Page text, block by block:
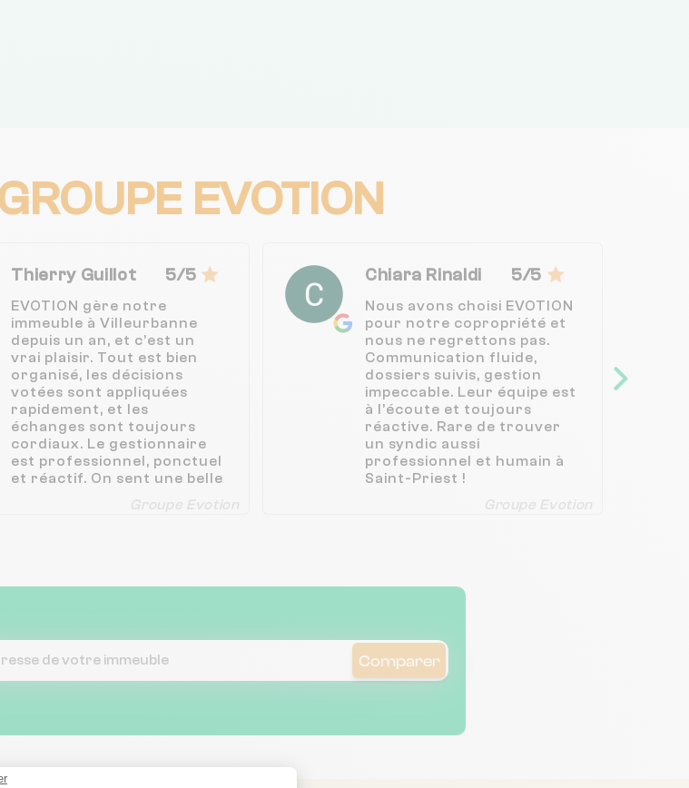
EVOTION
Thierry Guillot 5/5
EVOTION gère notre
immeuble à Villeurbanne
depuis un an, et c’est un
vrai plaisir. Tout est bien
organisé, les décisions
votées sont appliquées
rapidement, et les
échanges sont toujours
cordiaux. Le gestionnaire
est professionnel, ponctuel
et réactif. On sent une belle
Groupe Evotion
Chiara Rinaldi 5/5
Nous avons choisi EVOTION
pour notre copropriété et
nous ne regrettons pas.
Communication fluide,
dossiers suivis, gestion
impeccable. Leur équipe est
à l’écoute et toujours
réactive. Rare de trouver
un syndic aussi
professionnel et humain à
Saint-Priest !
Groupe Evotion
Comparer